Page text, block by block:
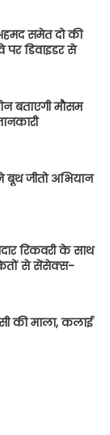
समेत दो की
पर डिवाइडर से
बताएगी मौसम
बूथ जीतो अभियान
रिकवरी के साथ
से सेंसेक्स-
की माला, कलाई